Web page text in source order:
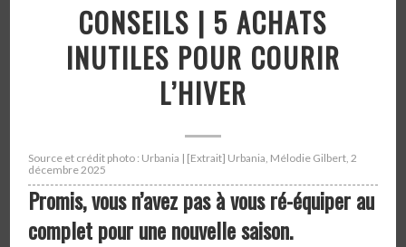
CONSEILS | 5 ACHATS
INUTILES POUR COURIR
L’HIVER
Source et crédit photo : Urbania | [Extrait] Urbania, Mélodie Gilbert, 2
décembre 2025
Promis, vous n’avez pas à vous ré-équiper au
complet pour une nouvelle saison.